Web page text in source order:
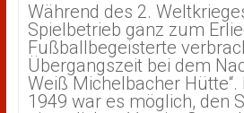
Während des 2.
Spielbetrieb ganz zum
Fußballbegeisterte
Übergangszeit bei dem
Weiß Michelbacher
1949 war es möglich, den